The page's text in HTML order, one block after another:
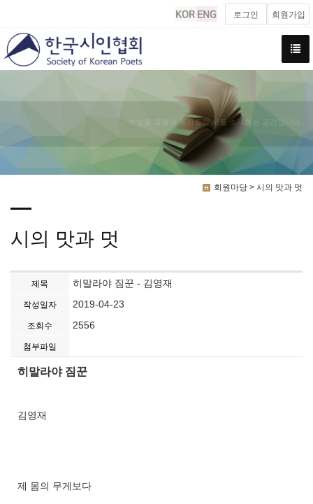
로그인 회원가입
해설을 곁들여 회원들의 시를 소개하는 공간입니다.
회원마당 > 시의 맛과 멋
시의 맛과 멋
제목 히말라야 짐꾼 - 김영재
작성일자 2019-04-23
조회수 2556
첨부파일
히말라야 짐꾼
김영재
제 몸의 무게보다